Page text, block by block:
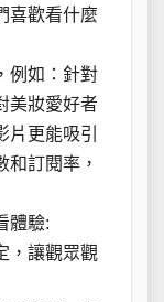
喜歡看什麼
例如：針對
美妝愛好者
更能吸引
和訂閱率，
體驗:
，讓觀眾觀